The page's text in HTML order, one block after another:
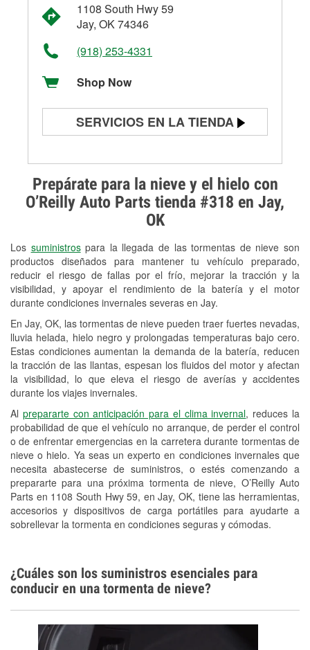
Prepárate para la nieve y el hielo con
O’Reilly Auto Parts tienda #318 en Jay,
OK
Los suministrospara la llegada de las tormentas de nieve son
productos diseñados para mantener tu vehículo preparado,
reducir el riesgo de fallas por el frío, mejorar la tracción y la
visibilidad, y apoyar el rendimiento de la batería y el motor
durante condiciones invernales severas en Jay.
En Jay, OK, las tormentas de nieve pueden traer fuertes nevadas,
lluvia helada, hielo negro y prolongadas temperaturas bajo cero.
Estas condiciones aumentan la demanda de la batería, reducen
la tracción de las llantas, espesan los fluidos del motor y afectan
la visibilidad, lo que eleva el riesgo de averías y accidentes
durante los viajes invernales.
Al prepararte con anticipación para el clima invernal, reduces la
probabilidad de que el vehículo no arranque, de perder el control
o de enfrentar emergencias en la carretera durante tormentas de
nieve o hielo. Ya seas un experto en condiciones invernales que
necesita abastecerse de suministros, o estés comenzando a
prepararte para una próxima tormenta de nieve, O’Reilly Auto
Parts en 1108 South Hwy 59, en Jay, OK, tiene las herramientas,
accesorios y dispositivos de carga portátiles para ayudarte a
sobrellevar la tormenta en condiciones seguras y cómodas.
1108 South Hwy 59
Jay, OK 74346
(918) 253-4331
Shop Now
SERVICIOS EN LA TIENDA
Prueba de alternadores y
arrancadores
Revisión de la luz "Check Engine"
Reciclaje de baterías y aceite
Instalación de bombillas de faros
Instalación de limpiaparabrisas
Programa de Préstamo de
Herramientas
Rectificación de tambores y discos de
freno
Mangueras hidráulicas a la medida
Snowstorm Supplies
Tornado Supplies
Conoce más
Idiomas adicionales
¿Cuáles son los suministros esenciales para
conducir en una tormenta de nieve?